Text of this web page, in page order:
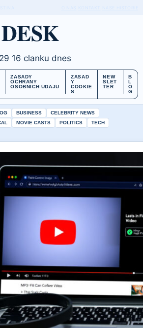
16 clanku dnes
ZASADY
OCHRANY
OSOBNICH UDAJU
ZASAD
Y
COOKIE
S
NEW
SLET
TER
B
L
O
G
BUSINESS
CELEBRITY NEWS
MOVIE CASTS POLITICS
TECH